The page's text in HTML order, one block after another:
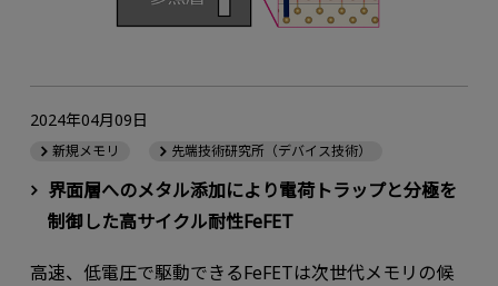
界面層へのメタル添加により電荷トラップと分極を
制御した高サイクル耐性FeFET
2024年04月09日
新規メモリ 先端技術研究所（デバイス技術）
高速、低電圧で駆動できるFeFETは次世代メモリの候